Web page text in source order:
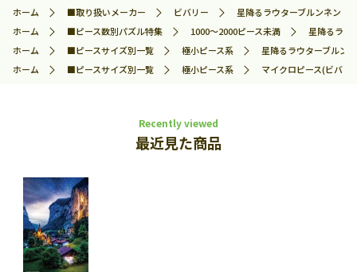
ホーム
■取り扱いメーカー ビバリー
星降るラウターブルンネン
ホーム
■ピース数別パズル特集 1000～2000ピース未満
星降るラ
ホーム
■ピースサイズ別一覧 極小ピース系
星降るラウターブル
ホーム
■ピースサイズ別一覧 極小ピース系 マイクロピース(ビバリ
Recently viewed
最近見た商品